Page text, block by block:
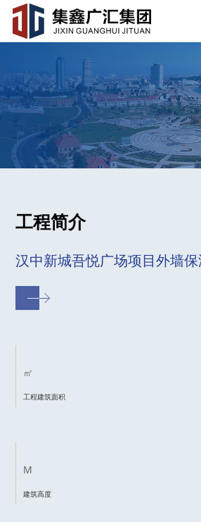
工程简介
汉中新城吾悦广场项目外墙
㎡
工程建筑面积
M
建筑高度